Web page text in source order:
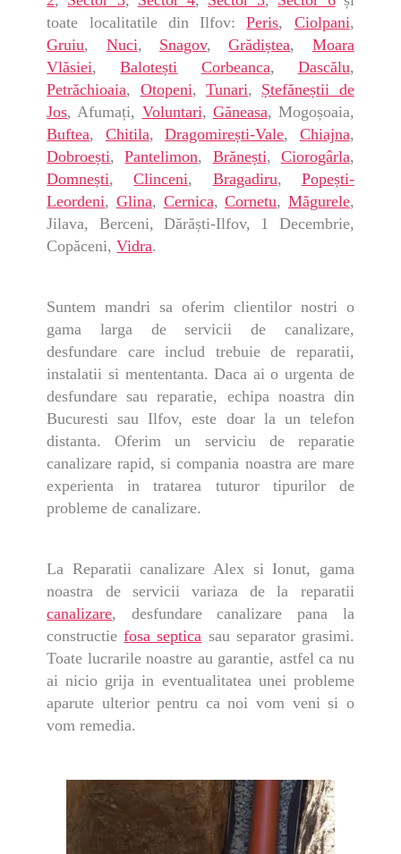
toate localitatile din Ilfov:Peris, Ciolpani,
Gruiu, Nuci, Snagov,Grădiștea, Moara
Vlăsiei,Balotești Corbeanca, Dascălu,
Petrăchioaia, Otopeni,Tunari, Ștefăneștii de
Jos, Afumați, Voluntari, Găneasa, Mogoșoaia,
Buftea, Chitila,Dragomirești-Vale, Chiajna,
Dobroești,Pantelimon, Brănești, Ciorogârla,
Domnești,Clinceni, Bragadiru, Popești-
Leordeni, Glina, Cernica,Cornetu, Măgurele,
Jilava, Berceni, Dărăști-Ilfov, 1 Decembrie,
Copăceni,Vidra.
Suntem mandri sa oferim clientilor nostri o
gama larga de servicii de canalizare,
desfundare care includ trebuie de reparatii,
instalatii si mententanta. Daca ai o urgenta de
desfundare sau reparatie, echipa noastra din
Bucuresti sau Ilfov, este doar la un telefon
distanta. Oferim un serviciu de reparatie
canalizare rapid, si compania noastra are mare
experienta in tratarea tuturor tipurilor de
probleme de canalizare.
La Reparatii canalizare Alex si Ionut, gama
noastra de servicii variaza de la reparatii
canalizare, desfundare canalizare pana la
constructiefosa septica sau separator grasimi.
Toate lucrarile noastre au garantie, astfel ca nu
ai nicio grija in eventualitatea unei probleme
aparute ulterior pentru ca noi vom veni si o
vom remedia.